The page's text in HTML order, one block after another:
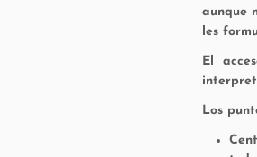
aunque
les
El
Los